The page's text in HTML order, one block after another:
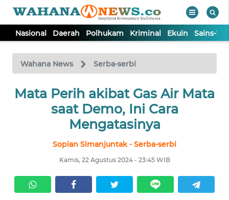
Nasional Daerah Polhukam Kriminal Ekuin Sains-
Wahana News Serba-serbi
Mata Perih akibat Gas Air Mata
saat Demo, Ini Cara
Mengatasinya
Sopian Simanjuntak - Serba-serbi
Kamis, 22 Agustus 2024 - 23:45 WIB
TV
Tutup
NASIONAL
POLHUKAM
KRIMINAL